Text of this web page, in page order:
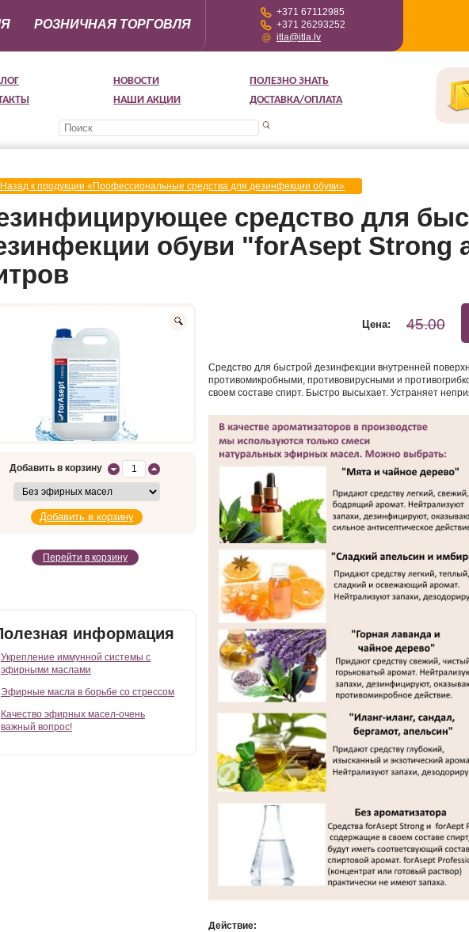
НОВОСТИ
ПОЛЕЗНО ЗНАТЬ
НАШИ АКЦИИ ДОСТАВКА/ОПЛАТА
РОЗНИЧНАЯ ТОРГОВЛЯ
+371 67112985
+371 26293252
itla@itla.lv
Назад к продукции «Профессиональные средства для дезинфекции обуви»
средство для
обуви "forAsept Strong
Добавить в корзину
Перейти в корзину
информация
Укрепление иммунной системы с
эфирными маслами
Эфирные масла в борьбе со стрессом
Качество эфирных масел-очень
важный вопрос!
45.00
Цена:
Средство для быстрой дезинфекции внутренней
противомикробными, противовирусными и
своем составе спирт. Быстро высыхает. Устраняет
Действие: